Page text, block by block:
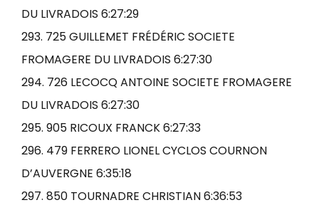
DU LIVRADOIS 6:27:29
293. 725 GUILLEMET FRÉDÉRIC SOCIETE
FROMAGERE DU LIVRADOIS 6:27:30
294. 726 LECOCQ ANTOINE SOCIETE FROMAGERE
DU LIVRADOIS 6:27:30
295. 905 RICOUX FRANCK 6:27:33
296. 479 FERRERO LIONEL CYCLOS COURNON
D’AUVERGNE 6:35:18
297. 850 TOURNADRE CHRISTIAN 6:36:53